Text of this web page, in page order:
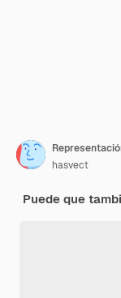
hasvect
Puede que